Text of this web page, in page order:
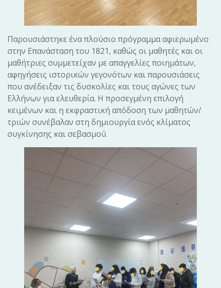
Παρουσιάστηκε ένα πλούσιο πρόγραμμα αφιερωμένο
στην Επανάσταση του 1821, καθώς οι μαθητές και οι
μαθήτριες συμμετείχαν με απαγγελίες ποιημάτων,
αφηγήσεις ιστορικών γεγονότων και παρουσιάσεις
που ανέδειξαν τις δυσκολίες και τους αγώνες των
Ελλήνων για ελευθερία. Η προσεγμένη επιλογή
κειμένων και η εκφραστική απόδοση των μαθητών/
τριών συνέβαλαν στη δημιουργία ενός κλίματος
συγκίνησης και σεβασμού.